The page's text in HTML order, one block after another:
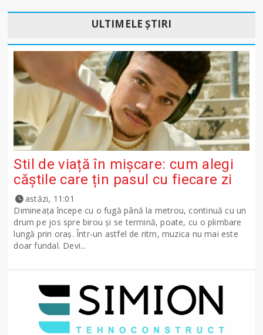
ULTIMELE ȘTIRI
Stil de viață în mișcare: cum alegi
căștile care țin pasul cu fiecare zi
astăzi, 11:01
Dimineața începe cu o fugă până la metrou, continuă cu un
drum pe jos spre birou și se termină, poate, cu o plimbare
lungă prin oraș. Într-un astfel de ritm, muzica nu mai este
doar fundal. Devi...